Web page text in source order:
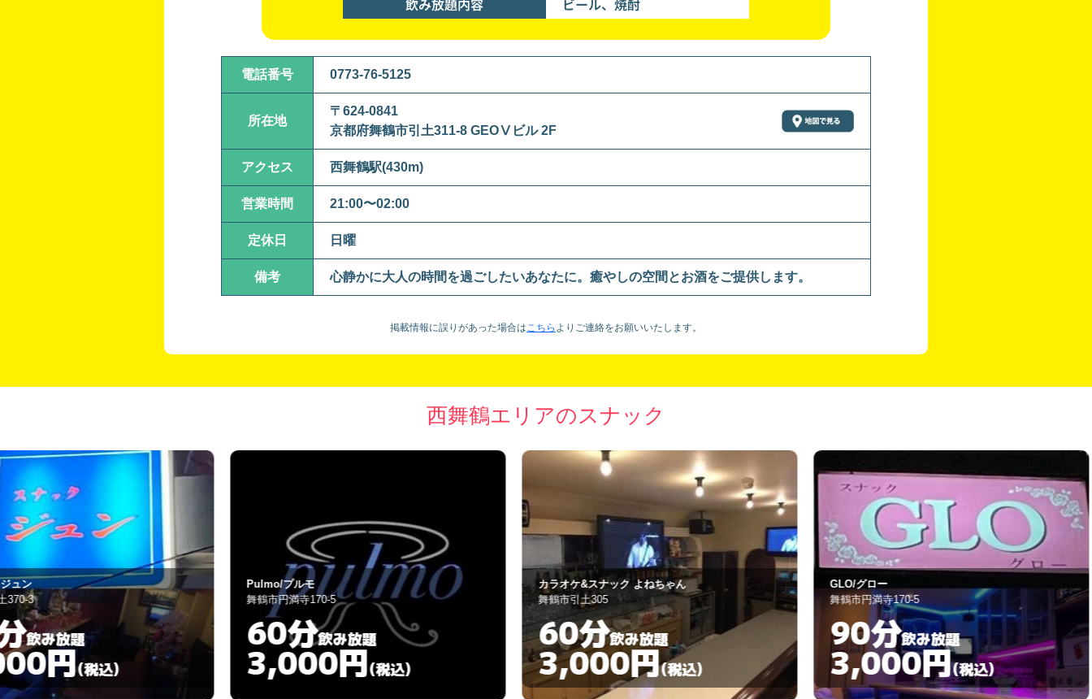
飲み放題内容 ビール、焼酎
電話番号 0773-76-5125
所在地
〒624-0841
京都府舞鶴市引土311-8 GEOⅤビル 2F
アクセス 西舞鶴駅(430m)
営業時間 21:00〜02:00
定休日 日曜
備考 心静かに大人の時間を過ごしたいあなたに。癒やしの空間とお酒をご提供します。
掲載情報に誤りがあった場合はこちら より ご連絡をお願いいたします。
西舞鶴エリアのスナック
Pulmo/プルモ
舞鶴市円満寺170-5
60分飲み放題
3,000円(税込)
カラオケ&スナック よねちゃん
舞鶴市引土305
60分 飲み放題
3,000円(税込)
舞鶴市円満寺170-5
90分 飲み放題
3,000円(税込)
舞鶴市円満寺
60分